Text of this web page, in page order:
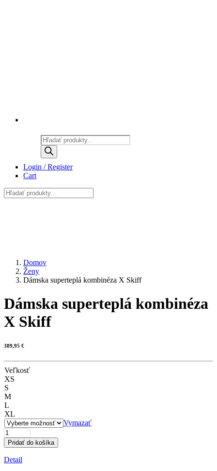
Products
search
Login / Register
Cart
Domov
Ženy
Dámska superteplá kombinéza X Skiff
Dámska superteplá kombinéza
X Skiff
389,95 €
Veľkosť
XS
S
M
L
XL
Vymazať
množstvo
Dámska
superteplá
kombinéza
Pridať do košíka
Detail